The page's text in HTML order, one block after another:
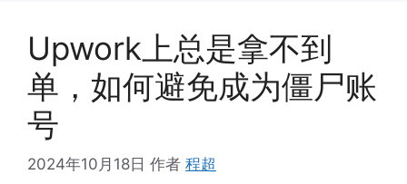
Upwork上总是拿不到
单，如何避免成为僵尸账
号
2024年10月18日 作者 程超